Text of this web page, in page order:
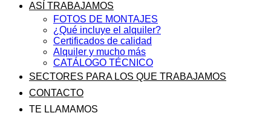
ASÍ TRABAJAMOS
FOTOS DE MONTAJES
¿Qué incluye el alquiler?
Certificados de calidad
Alquiler y mucho más
CATÁLOGO TÉCNICO
SECTORES PARA LOS QUE TRABAJAMOS
CONTACTO
TE LLAMAMOS